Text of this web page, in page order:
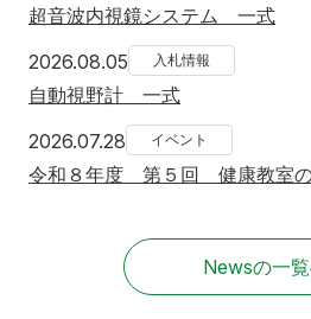
超音波内視鏡システム 一式
2026.08.05 2026年8月5日
入札情報
自動視野計 一式
2026.07.28 2026年7月28日
イベント
令和８年度 第５回 健康教室
Newsの一